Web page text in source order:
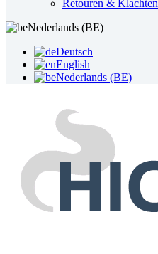
Retouren & Klachten
Nederlands (BE)
Deutsch
English
Nederlands (BE)